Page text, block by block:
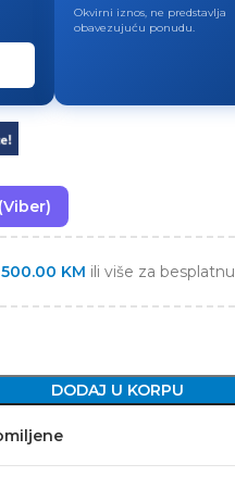
Okvirni iznos, ne predstavlja
obavezujuću ponudu.
500.00 KM ili više za
DODAJ U KORPU